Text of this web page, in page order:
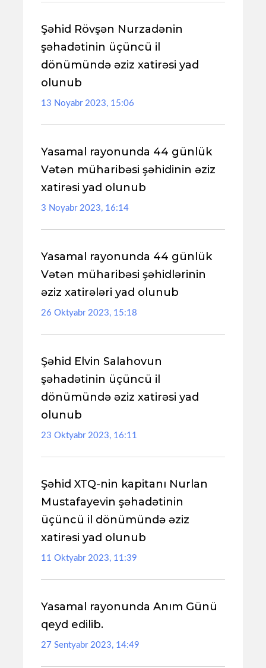
Şəhid Rövşən Nurzadənin
şəhadətinin üçüncü il
dönümündə əziz xatirəsi yad
olunub
13 Noyabr 2023, 15:06
Yasamal rayonunda 44 günlük
Vətən müharibəsi şəhidinin əziz
xatirəsi yad olunub
3 Noyabr 2023, 16:14
Yasamal rayonunda 44 günlük
Vətən müharibəsi şəhidlərinin
əziz xatirələri yad olunub
26 Oktyabr 2023, 15:18
Şəhid Elvin Salahovun
şəhadətinin üçüncü il
dönümündə əziz xatirəsi yad
olunub
23 Oktyabr 2023, 16:11
Şəhid XTQ-nin kapitanı Nurlan
Mustafayevin şəhadətinin
üçüncü il dönümündə əziz
xatirəsi yad olunub
11 Oktyabr 2023, 11:39
Yasamal rayonunda Anım Günü
qeyd edilib.
27 Sentyabr 2023, 14:49